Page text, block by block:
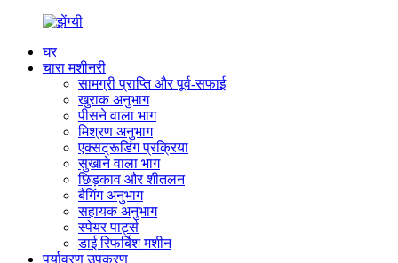
घर
चारा मशीनरी
सामग्री प्राप्ति और पूर्व-सफाई
खुराक अनुभाग
पीसने वाला भाग
मिश्रण अनुभाग
एक्सट्रूडिंग प्रक्रिया
सुखाने वाला भाग
छिड़काव और शीतलन
बैगिंग अनुभाग
सहायक अनुभाग
स्पेयर पार्ट्स
डाई रिफर्बिश मशीन
पर्यावरण उपकरण